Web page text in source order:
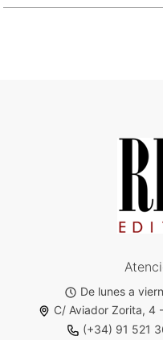
De lunes a
C/ Aviador Zorita, 4
(+34) 91 521